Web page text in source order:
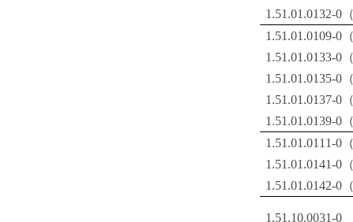
1.51.01.0132-0
1.51.01.0109-0
1.51.01.0133-0
1.51.01.0135-0
1.51.01.0137-0
1.51.01.0139-0
1.51.01.0111-0
1.51.01.0141-0
1.51.01.0142-0
1.51.10.0031-0